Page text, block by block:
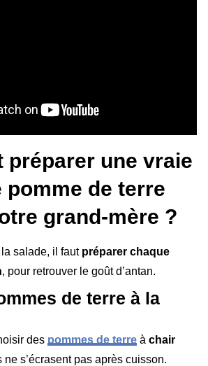
préparer une vraie
pomme de terre
grand-mère ?
salade, il faut préparer chaque
, pour retrouver le goût d’antan.
de terre à la
des pommes de terre à chair
ne s’écrasent pas après cuisson.